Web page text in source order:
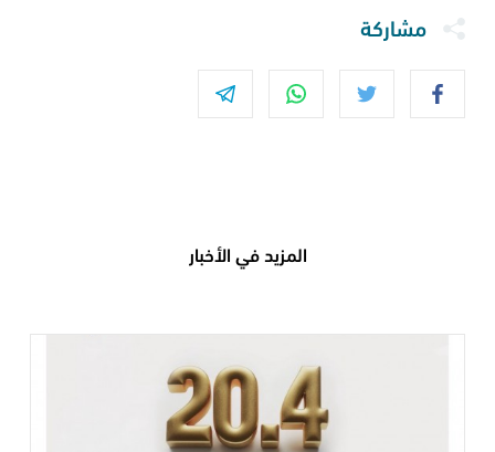
مشاركة
المزيد في الأخبار